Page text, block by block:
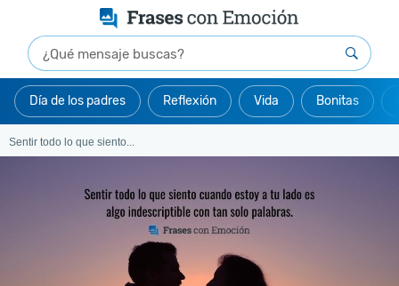
Día de los padres Reflexión Vida Bonitas
Sentir todo lo que siento...